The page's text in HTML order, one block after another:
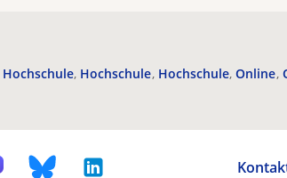
Hochschule Hochschule Hochschule Online